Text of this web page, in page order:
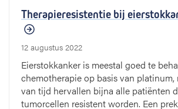
Therapieresistentie bij
12 augustus 2022
Eierstokkanker is meestal goed te
chemotherapie op basis van platinum,
van tijd hervallen bijna alle patiënten
tumorcellen resistent worden. Een